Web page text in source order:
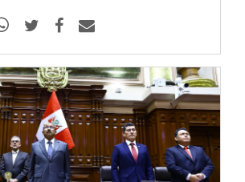
procederemos de manera
a nuestras atribuciones y
desestimó por mayoría (2 votos a
y 2 abstenciones) la
la votación que aprobó recomendar al
la sanción de suspensión en el